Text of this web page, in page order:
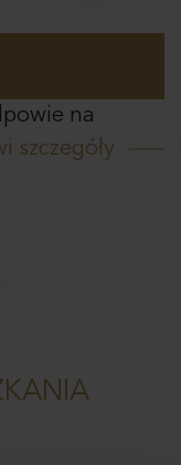
na
szczegóły